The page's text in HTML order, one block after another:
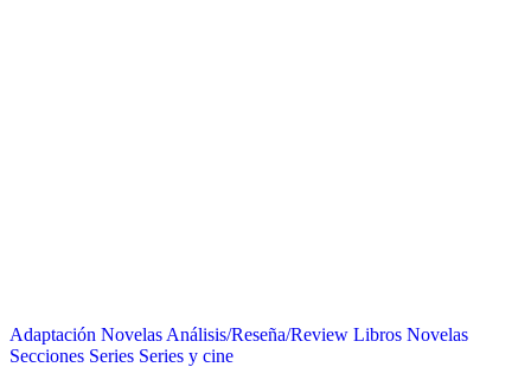
Adaptación Novelas Análisis/Reseña/Review Libros Novelas
Secciones Series Series y cine